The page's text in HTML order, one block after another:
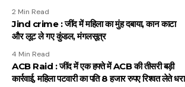
2 Min Read
Jind crime : जींद में महिला का मुंह दबाया, कान काटा
और लूट ले गए कुंडल, मंगलसूत्र
4 Min Read
ACB Raid : जींद में एक हफ्ते में ACB की तीसरी बड़ी
कार्रवाई, महिला पटवारी का पति 8 हजार रुपए रिश्वत लेते धरा